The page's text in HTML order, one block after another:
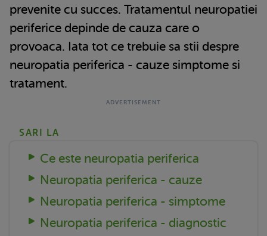
prevenite cu succes. Tratamentul neuropatiei
periferice depinde de cauza care o
provoaca. Iata tot ce trebuie sa stii despre
neuropatia periferica - cauze simptome si
tratament.
SARI LA
Ce este neuropatia periferica
Neuropatia periferica - cauze
Neuropatia periferica - simptome
Neuropatia periferica - diagnostic